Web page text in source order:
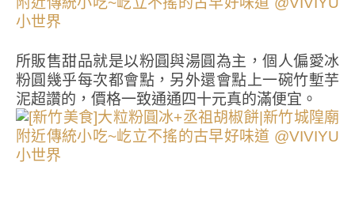
所販售甜品就是以粉圓與湯圓為主，個人偏愛冰
粉圓幾乎每次都會點，另外還會點上一碗竹塹芋
泥超讚的，價格一致通通四十元真的滿便宜。